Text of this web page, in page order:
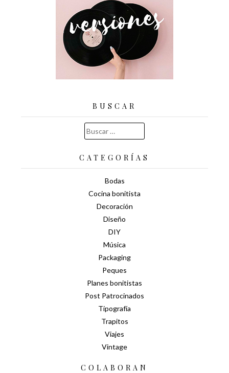
BUSCAR
Buscar:
CATEGORÍAS
Bodas
Cocina bonitista
Decoración
Diseño
DIY
Música
Packaging
Peques
Planes bonitistas
Post Patrocinados
Tipografía
Trapitos
Viajes
Vintage
COLABORAN